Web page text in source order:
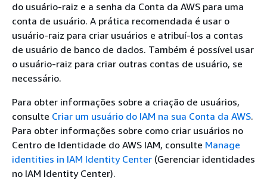
do usuário-raiz e a senha da Conta da AWS para uma
conta de usuário. A prática recomendada é usar o
usuário-raiz para criar usuários e atribuí-los a contas
de usuário de banco de dados. Também é possível usar
o usuário-raiz para criar outras contas de usuário, se
necessário.
Para obter informações sobre a criação de usuários,
consulte Criar um usuário do IAM na sua Conta da AWS.
Para obter informações sobre como criar usuários no
Centro de Identidade do AWS IAM, consulte Manage
identities in IAM Identity Center (Gerenciar identidades
no IAM Identity Center).